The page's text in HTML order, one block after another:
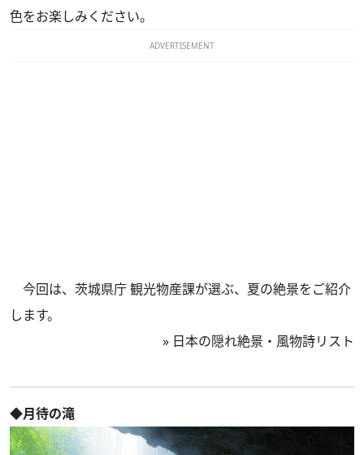
色をお楽しみください。
ADVERTISEMENT
今回は、茨城県庁 観光物産課が選ぶ、夏の絶景をご紹介
します。
» 日本の隠れ絶景・風物詩リスト
◆月待の滝